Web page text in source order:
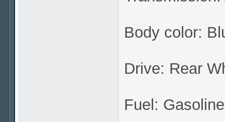
Body color:
Drive: Rear
Fuel: Gasoline